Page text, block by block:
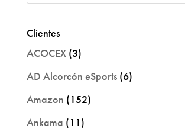
Clientes
ACOCEX(3)
AD Alcorcón eSports(6)
Amazon (152)
Ankama (11)